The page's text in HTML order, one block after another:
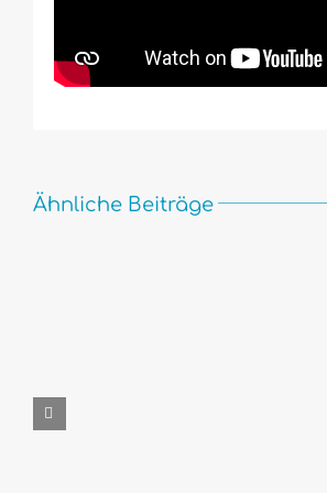
Ähnliche Beiträge